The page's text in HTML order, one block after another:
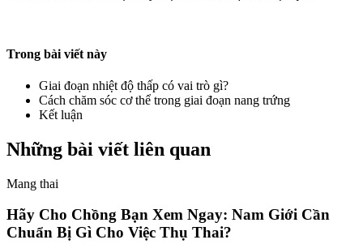
Trong bài viết này
Giai đoạn nhiệt độ thấp có vai trò gì?
Cách chăm sóc cơ thể trong giai đoạn nang trứng
Kết luận
Những bài viết liên quan
Mang thai
Hãy Cho Chồng Bạn Xem Ngay: Nam Giới Cần
Chuẩn Bị Gì Cho Việc Thụ Thai?